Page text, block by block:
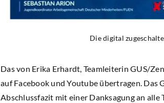
Die digital
Das von Erika Erhardt, Teamleiterin GUS/
auf Facebook und Youtube übertragen.
Abschlussfazit mit einer Danksagung an